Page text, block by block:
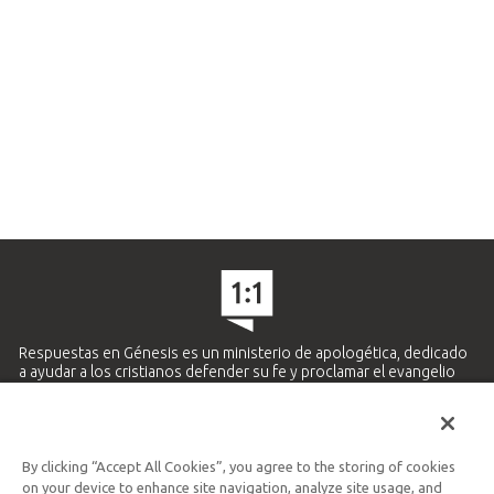
Respuestas en Génesis es un ministerio de apologética, dedicado
a ayudar a los cristianos defender su fe y proclamar el evangelio
Ministerio Hispano y Latinoamericano
By clicking “Accept All Cookies”, you agree to the storing of cookies
on your device to enhance site navigation, analyze site usage, and